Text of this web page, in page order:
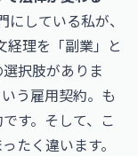
している私が、
経理を「副業」と
択肢がありま
う雇用契約。も
す。そして、こ
たく違います。